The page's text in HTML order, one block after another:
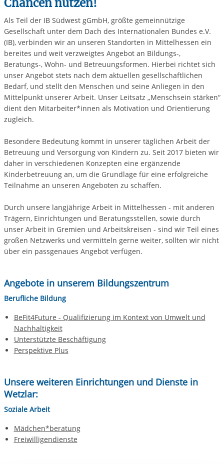
Chancen nutzen!
Als Teil der IB Südwest gGmbH, größte gemeinnützige
Gesellschaft unter dem Dach des Internationalen Bundes e.V.
(IB), verbinden wir an unseren Standorten in Mittelhessen ein
bereites und weit verzweigtes Angebot an Bildungs-,
Beratungs-, Wohn- und Betreuungsformen. Hierbei richtet sich
unser Angebot stets nach dem aktuellen gesellschaftlichen
Bedarf, und stellt den Menschen und seine Anliegen in den
Mittelpunkt unserer Arbeit. Unser Leitsatz „Menschsein stärken“
dient den Mitarbeiter*innen als Motivation und Orientierung
zugleich.
Besondere Bedeutung kommt in unserer täglichen Arbeit der
Betreuung und Versorgung von Kindern zu. Seit 2017 bieten wir
daher in verschiedenen Konzepten eine ergänzende
Kinderbetreuung an, um die Grundlage für eine erfolgreiche
Teilnahme an unseren Angeboten zu schaffen.
Durch unsere langjährige Arbeit in Mittelhessen - mit anderen
Trägern, Einrichtungen und Beratungsstellen, sowie durch
unser Arbeit in Gremien und Arbeitskreisen - sind wir Teil eines
großen Netzwerks und vermitteln gerne weiter, sollten wir nicht
über ein passgenaues Angebot verfügen.
Angebote in unserem Bildungszentrum
Berufliche Bildung
BeFit4Future - Qualifizierung im Kontext von Umwelt und
Nachhaltigkeit
Unterstützte Beschäftigung
Perspektive Plus
Unsere weiteren Einrichtungen und Dienste in
Wetzlar:
Soziale Arbeit
Mädchen*beratung
Freiwilligendienste